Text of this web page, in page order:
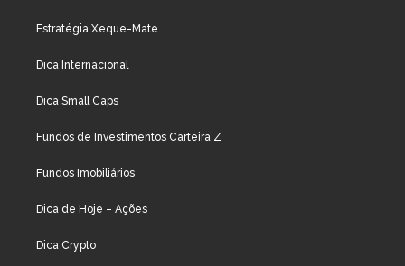
Estratégia Xeque-Mate
Dica Internacional
Dica Small Caps
Fundos de Investimentos Carteira Z
Fundos Imobiliários
Dica de Hoje – Ações
Dica Crypto